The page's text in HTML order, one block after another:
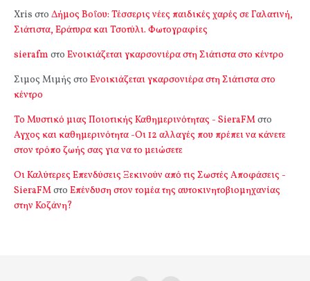
Xris στο Δήμος Βοΐου: Τέσσερις νέες παιδικές χαρές σε Γαλατινή,
Σιάτιστα, Εράτυρα και Τσοτύλι. Φωτογραφίες
sierafm στο Ενοικιάζεται γκαρσονιέρα στη Σιάτιστα στο κέντρο
Σιμος Μιμής στο Ενοικιάζεται γκαρσονιέρα στη Σιάτιστα στο
κέντρο
Το Μυστικό μιας Ποιοτικής Καθημερινότητας - SieraFMστο
Αγχος και καθημερινότητα -Οι 12 αλλαγές που πρέπει να κάνετε
στον τρόπο ζωής σας για να το μειώσετε
Οι Καλύτερες Επενδύσεις Ξεκινούν από τις Σωστές Αποφάσεις -
SieraFMστο Επένδυση στον τομέα της αυτοκινητοβιομηχανίας
στην Κοζάνη?